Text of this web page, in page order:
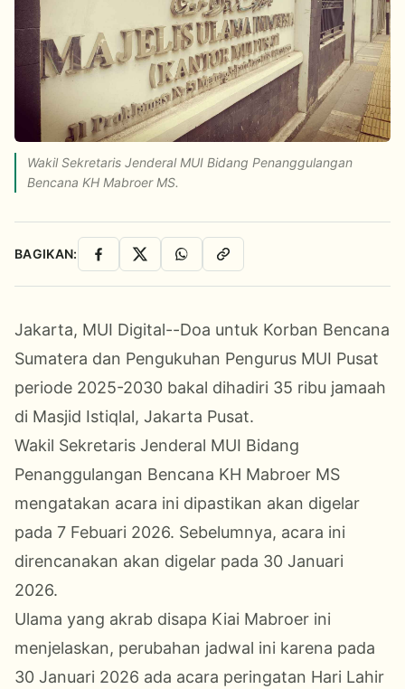
Wakil Sekretaris Jenderal MUI Bidang Penanggulangan
Bencana KH Mabroer MS.
BAGIKAN: Facebook
X WhatsAppSalin Link
Jakarta, MUI Digital--Doa untuk Korban Bencana
Sumatera dan Pengukuhan Pengurus MUI Pusat
periode 2025-2030 bakal dihadiri 35 ribu jamaah
di Masjid Istiqlal, Jakarta Pusat.
Wakil Sekretaris Jenderal MUI Bidang
Penanggulangan Bencana KH Mabroer MS
mengatakan acara ini dipastikan akan digelar
pada 7 Febuari 2026. Sebelumnya, acara ini
direncanakan akan digelar pada 30 Januari
2026.
Ulama yang akrab disapa Kiai Mabroer ini
menjelaskan, perubahan jadwal ini karena pada
30 Januari 2026 ada acara peringatan Hari Lahir